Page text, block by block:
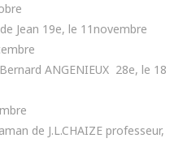
Jean 19e, le 11novembre
ANGENIEUX 28e, le 18
de J.L.CHAIZE professeur,